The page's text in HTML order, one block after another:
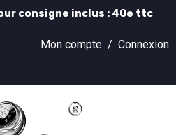
consigne inclus : 40e ttc
Mon compte / Connexion